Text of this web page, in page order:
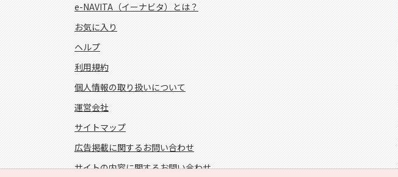
e-NAVITA（イーナビタ）とは？
お気に入り
ヘルプ
利用規約
個人情報の取り扱いについて
運営会社
サイトマップ
広告掲載に関するお問い合わせ
サイトの内容に関するお問い合わせ